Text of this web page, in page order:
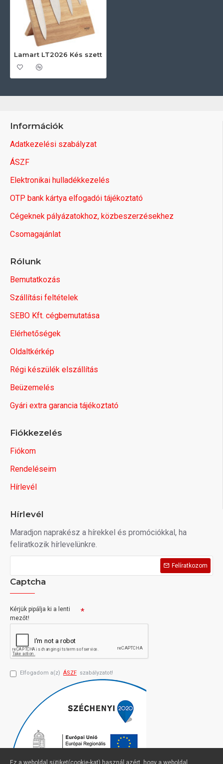
Lamart LT2026 Kés szett
Információk
Adatkezelési szabályzat
ÁSZF
Elektronikai hulladékkezelés
OTP bank kártya elfogadói tájékoztató
Cégeknek pályázatokhoz, közbeszerzésekhez
Csomagajánlat
Rólunk
Bemutatkozás
Szállítási feltételek
SEBO Kft. cégbemutatása
Elérhetőségek
Oldaltkérkép
Régi készülék elszállítás
Beüzemelés
Gyári extra garancia tájékoztató
Fiókkezelés
Fiókom
Rendeléseim
Hírlevél
Hírlevél
Maradjon naprakész a hírekkel és promóciókkal, ha
feliratkozik hírlevelünkre.
Felíratkozom
Captcha
Kérjük pipálja ki a lenti
mezőt!
Elfogadom a(z) ÁSZF szabályzatot!
Ez a weboldal sütiket(cookie-kat) használ azért, hogy a weboldal